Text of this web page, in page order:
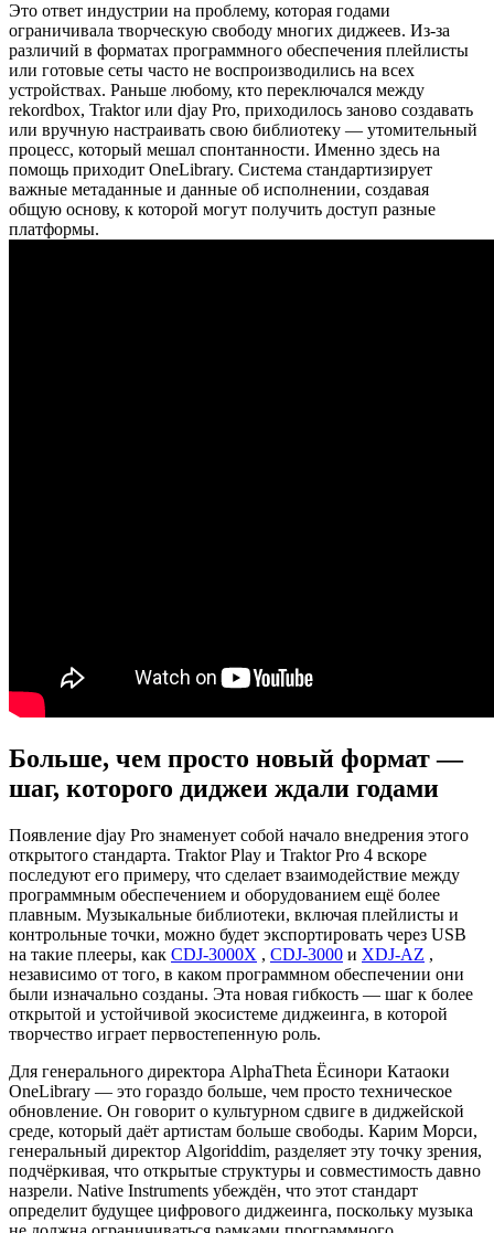
Это ответ индустрии на проблему, которая годами
ограничивала творческую свободу многих диджеев. Из-за
различий в форматах программного обеспечения плейлисты
или готовые сеты часто не воспроизводились на всех
устройствах. Раньше любому, кто переключался между
rekordbox, Traktor или djay Pro, приходилось заново создавать
или вручную настраивать свою библиотеку — утомительный
процесс, который мешал спонтанности. Именно здесь на
помощь приходит OneLibrary. Система стандартизирует
важные метаданные и данные об исполнении, создавая
общую основу, к которой могут получить доступ разные
платформы.
Больше, чем просто новый формат —
шаг, которого диджеи ждали годами
Появление djay Pro знаменует собой начало внедрения этого
открытого стандарта. Traktor Play и Traktor Pro 4 вскоре
последуют его примеру, что сделает взаимодействие между
программным обеспечением и оборудованием ещё более
плавным. Музыкальные библиотеки, включая плейлисты и
контрольные точки, можно будет экспортировать через USB
на такие плееры, как CDJ-3000X , CDJ-3000 и XDJ-AZ ,
независимо от того, в каком программном обеспечении они
были изначально созданы. Эта новая гибкость — шаг к более
открытой и устойчивой экосистеме диджеинга, в которой
творчество играет первостепенную роль.
Для генерального директора AlphaTheta Ёсинори Катаоки
OneLibrary — это гораздо больше, чем просто техническое
обновление. Он говорит о культурном сдвиге в диджейской
среде, который даёт артистам больше свободы. Карим Морси,
генеральный директор Algoriddim, разделяет эту точку зрения,
подчёркивая, что открытые структуры и совместимость давно
назрели. Native Instruments убеждён, что этот стандарт
определит будущее цифрового диджеинга, поскольку музыка